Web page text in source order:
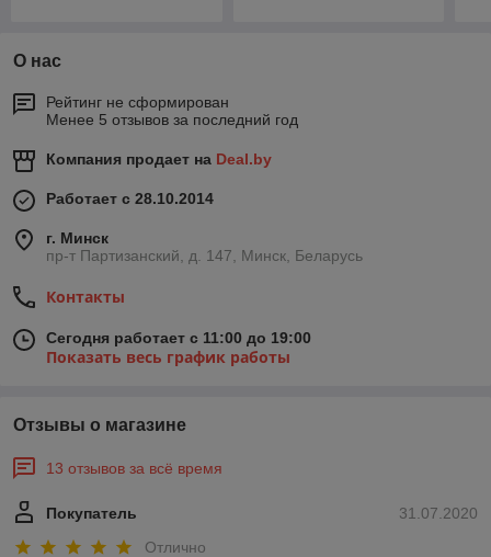
О нас
Рейтинг не сформирован
Менее 5 отзывов за последний год
Компания продает на Deal.by
Работает с 28.10.2014
г. Минск
пр-т Партизанский, д. 147, Минск, Беларусь
Контакты
Сегодня работает с 11:00 до 19:00
Показать весь график работы
Отзывы о магазине
13 отзывов за всё время
31.07.2020
Покупатель
Отлично